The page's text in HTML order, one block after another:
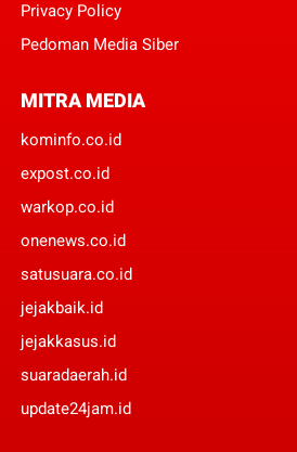
Privacy Policy
Pedoman Media Siber
MITRA MEDIA
kominfo.co.id
expost.co.id
warkop.co.id
onenews.co.id
satusuara.co.id
jejakbaik.id
jejakkasus.id
suaradaerah.id
update24jam.id